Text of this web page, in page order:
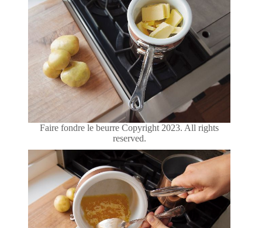
Faire fondre le beurre Copyright 2023. All rights
reserved.